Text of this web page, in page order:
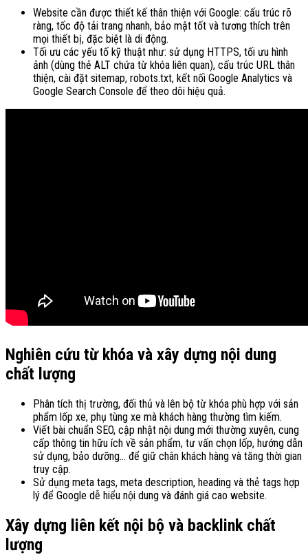
Website cần được thiết kế thân thiện với Google: cấu trúc rõ
ràng, tốc độ tải trang nhanh, bảo mật tốt và tương thích trên
mọi thiết bị, đặc biệt là di động.
Tối ưu các yếu tố kỹ thuật như: sử dụng HTTPS, tối ưu hình
ảnh (dùng thẻ ALT chứa từ khóa liên quan), cấu trúc URL thân
thiện, cài đặt sitemap, robots.txt, kết nối Google Analytics và
Google Search Console để theo dõi hiệu quả.
Nghiên cứu từ khóa và xây dựng nội dung
chất lượng
Phân tích thị trường, đối thủ và lên bộ từ khóa phù hợp với sản
phẩm lốp xe, phụ tùng xe mà khách hàng thường tìm kiếm.
Viết bài chuẩn SEO, cập nhật nội dung mới thường xuyên, cung
cấp thông tin hữu ích về sản phẩm, tư vấn chọn lốp, hướng dẫn
sử dụng, bảo dưỡng… để giữ chân khách hàng và tăng thời gian
truy cập.
Sử dụng meta tags, meta description, heading và thẻ tags hợp
lý để Google dễ hiểu nội dung và đánh giá cao website.
Xây dựng liên kết nội bộ và backlink chất
lượng